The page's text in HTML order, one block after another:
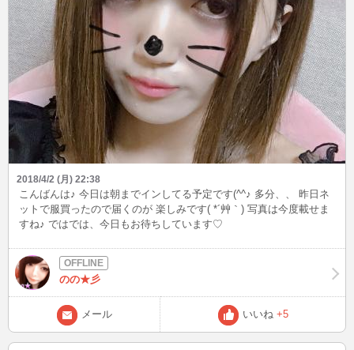
2018/4/2 (月) 22:38
こんばんは♪ 今日は朝までインしてる予定です(^^♪ 多分、、 昨日ネ
ットで服買ったので届くのが 楽しみです( *´艸｀) 写真は今度載せま
すね♪ ではでは、今日もお待ちしています♡
のの★彡
メール いいね +5